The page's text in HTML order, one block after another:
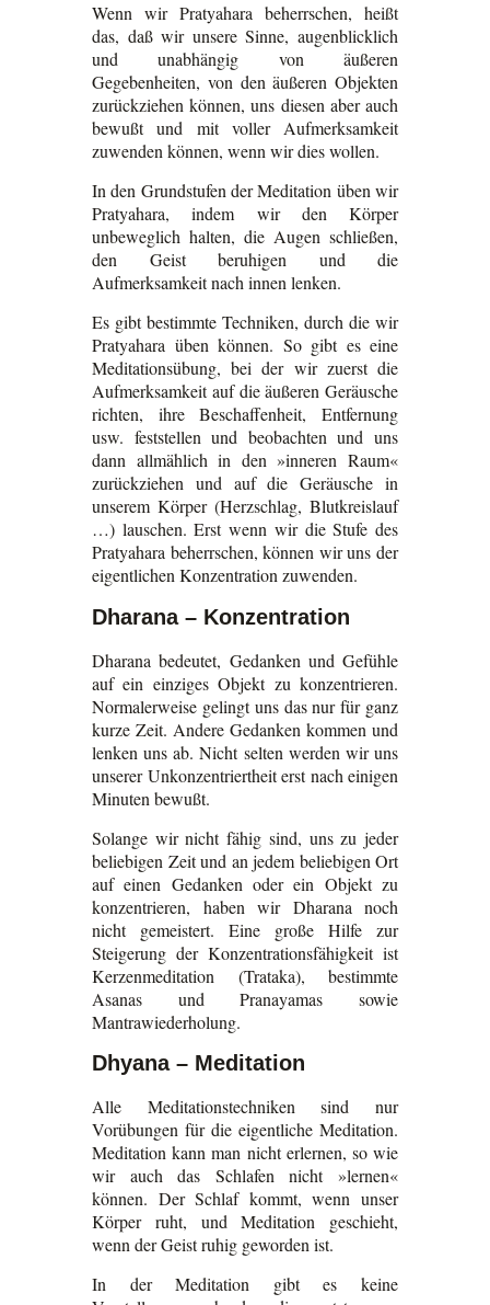
Wenn wir Pratyahara beherrschen, heißt
das, daß wir unsere Sinne, augenblicklich
und unabhängig von äußeren
Gegebenheiten, von den äußeren Objekten
zurückziehen können, uns diesen aber auch
bewußt und mit voller Aufmerksamkeit
zuwenden können, wenn wir dies wollen.
In den Grundstufen der Meditation üben wir
Pratyahara, indem wir den Körper
unbeweglich halten, die Augen schließen,
den Geist beruhigen und die
Aufmerksamkeit nach innen lenken.
Es gibt bestimmte Techniken, durch die wir
Pratyahara üben können. So gibt es eine
Meditationsübung, bei der wir zuerst die
Aufmerksamkeit auf die äußeren Geräusche
richten, ihre Beschaffenheit, Entfernung
usw. feststellen und beobachten und uns
dann allmählich in den »inneren Raum«
zurückziehen und auf die Geräusche in
unserem Körper (Herzschlag, Blutkreislauf
…) lauschen. Erst wenn wir die Stufe des
Pratyahara beherrschen, können wir uns der
eigentlichen Konzentration zuwenden.
Dharana – Konzentration
Dharana bedeutet, Gedanken und Gefühle
auf ein einziges Objekt zu konzentrieren.
Normalerweise gelingt uns das nur für ganz
kurze Zeit. Andere Gedanken kommen und
lenken uns ab. Nicht selten werden wir uns
unserer Unkonzentriertheit erst nach einigen
Minuten bewußt.
Solange wir nicht fähig sind, uns zu jeder
beliebigen Zeit und an jedem beliebigen Ort
auf einen Gedanken oder ein Objekt zu
konzentrieren, haben wir Dharana noch
nicht gemeistert. Eine große Hilfe zur
Steigerung der Konzentrationsfähigkeit ist
Kerzenmeditation (Trataka), bestimmte
Asanas und Pranayamas sowie
Mantrawiederholung.
Dhyana – Meditation
Alle Meditationstechniken sind nur
Vorübungen für die eigentliche Meditation.
Meditation kann man nicht erlernen, so wie
wir auch das Schlafen nicht »lernen«
können. Der Schlaf kommt, wenn unser
Körper ruht, und Meditation geschieht,
wenn der Geist ruhig geworden ist.
In der Meditation gibt es keine